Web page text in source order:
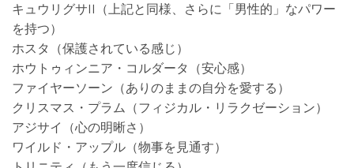
キュウリグサII（上記と同様、さらに「男性的」なパワー
を持つ）
ホスタ（保護されている感じ）
ホウトゥィンニア・コルダータ（安心感）
ファイヤーソーン（ありのままの自分を愛する）
クリスマス・プラム（フィジカル・リラクゼーション）
アジサイ（心の明晰さ）
ワイルド・アップル（物事を見通す）